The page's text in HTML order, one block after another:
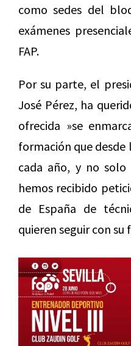
como sedes del
exámenes
FAP.
Por su parte, el
José Pérez, ha
ofrecida »se
formación que desde
cada año, y no
hemos recibido
de España de
quieren seguir con su